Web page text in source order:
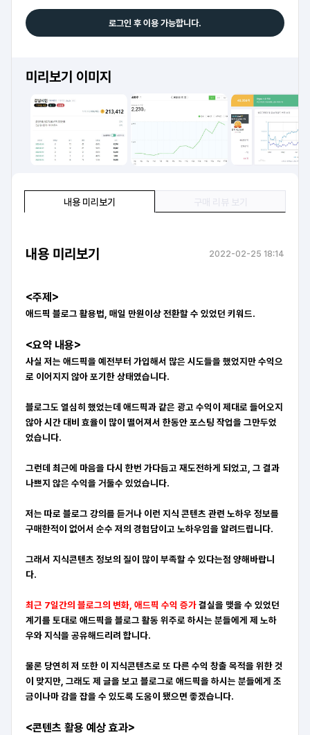
로그인 후 이용 가능합니다.
내용 미리보기
내용 미리보기 2022-02-25 18:14
<주제>
애드픽 블로그 활용법, 매일 만원이상 전환할 수 있었던 키워드.
<요약 내용>
사실 저는 애드픽을 예전부터 가입해서 많은 시도들을 했었지만 수익으
로 이어지지 않아 포기한 상태였습니다.
블로그도 열심히 했었는데 애드픽과 같은 광고 수익이 제대로 들어오지
않아 시간 대비 효율이 많이 떨어져서 한동안 포스팅 작업을 그만두었
었습니다.
그런데 최근에 마음을 다시 한번 가다듬고 재도전하게 되었고, 그 결과
나쁘지 않은 수익을 거둘수 있었습니다.
저는 따로 블로그 강의를 듣거나 이런 지식 콘텐츠 관련 노하우 정보를
구매한적이 없어서 순수 저의 경험담이고 노하우임을 알려드립니다.
그래서 지식콘텐츠 정보의 질이 많이 부족할 수 있다는점 양해바랍니
다.
최근 7일간의 블로그의 변화, 애드픽 수익 증가결실을 맺을 수 있었던
계기를 토대로 애드픽을 블로그 활동 위주로 하시는 분들에게 제 노하
우와 지식을 공유해드리려 합니다.
물론 당연히 저 또한 이 지식콘텐츠로 또 다른 수익 창출 목적을 위한 것
이 맞지만, 그래도 제 글을 보고 블로그로 애드픽을 하시는 분들에게 조
금이나마 감을 잡을 수 있도록 도움이 됐으면 좋겠습니다.
<콘텐츠 활용 예상 효과>
미리보기 이미지